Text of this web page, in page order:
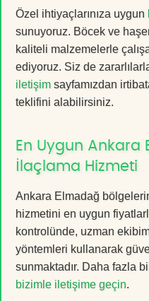
Özel ihtiyaçlarınıza uygun
sunuyoruz. Böcek ve
kaliteli malzemelerle
ediyoruz. Siz de
iletişim sayfamızdan
teklifini alabilirsiniz.
En Uygun Ankara
İlaçlama Hizmeti
Ankara Elmadağ
hizmetini en uygun
kontrolünde, uzman
yöntemleri kullanarak
sunmaktadır. Daha fazla
bizimle iletişime geçin.